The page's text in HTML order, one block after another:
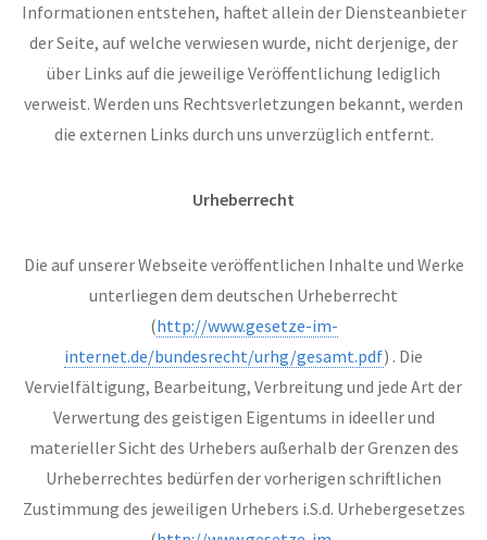
Informationen entstehen, haftet allein der Diensteanbieter
der Seite, auf welche verwiesen wurde, nicht derjenige, der
über Links auf die jeweilige Veröffentlichung lediglich
verweist. Werden uns Rechtsverletzungen bekannt, werden
die externen Links durch uns unverzüglich entfernt.
Urheberrecht
Die auf unserer Webseite veröffentlichen Inhalte und Werke
unterliegen dem deutschen Urheberrecht
(http://www.gesetze-im-
internet.de/bundesrecht/urhg/gesamt.pdf) . Die
Vervielfältigung, Bearbeitung, Verbreitung und jede Art der
Verwertung des geistigen Eigentums in ideeller und
materieller Sicht des Urhebers außerhalb der Grenzen des
Urheberrechtes bedürfen der vorherigen schriftlichen
Zustimmung des jeweiligen Urhebers i.S.d. Urhebergesetzes